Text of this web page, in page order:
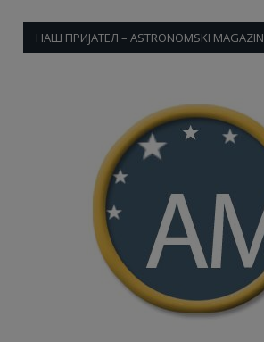
НАШ ПРИЈАТЕЛ – ASTRONOMSKI MAGAZIN